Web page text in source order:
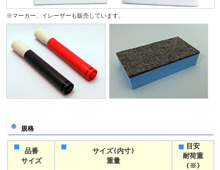
※マーカー、イレーザーも販売しています。
規格
品番
サイズ
サイズ(内寸)
重量
目安
耐荷重
(※)